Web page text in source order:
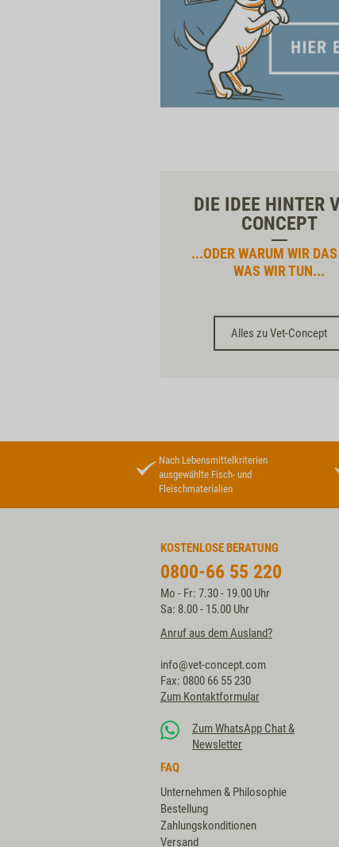
DIE IDEE HINTER
CONCEPT
...ODER WARUM WIR
WAS WIR TUN...
Alles zu Vet-Concept
Nach Lebensmittelkriterien
ausgewählte Fisch- und
Fleischmaterialien
KOSTENLOSE BERATUNG
0800-66 55 220
Mo - Fr: 7.30 - 19.00 Uhr
Sa: 8.00 - 15.00 Uhr
Anruf aus dem Ausland?
info@vet-concept.com
Fax: 0800 66 55 230
Zum Kontaktformular
Zum WhatsApp Chat &
Newsletter
FAQ
Unternehmen & Philosophie
Bestellung
Zahlungskonditionen
Versand